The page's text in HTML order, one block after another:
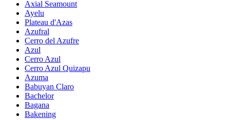
Axial Seamount
Ayelu
Plateau d'Azas
Azufral
Cerro del Azufre
Azul
Cerro Azul
Cerro Azul Quizapu
Azuma
Babuyan Claro
Bachelor
Bagana
Bakening